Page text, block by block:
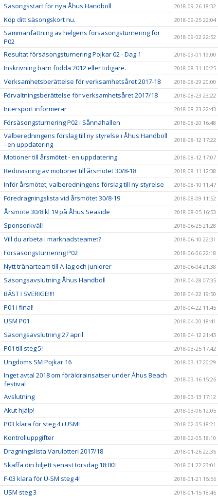
Säsongsstart för nya Åhus Handboll 2018-09-26 18:32
Köp ditt säsongskort nu. 2018-09-25 22:04
Sammanfattning av helgens försäsongsturnering för
P02
2018-09-02 22:52
Resultat försäsongsturnering Pojkar 02 - Dag 1 2018-09-01 19:00
Inskrivning barn födda 2012 eller tidigare. 2018-08-31 10:25
Verksamhetsberättelse för verksamhetsåret 2017-18 2018-08-29 20:00
Förvaltningsberättelse för verksamhetsåret 2017/18 2018-08-23 23:22
Intersport informerar 2018-08-23 22:43
Försäsongsturnering P02 i Sånnahallen 2018-08-20 16:48
Valberedningens förslag till ny styrelse i Åhus Handboll
- en uppdatering
2018-08-12 17:22
Motioner till årsmötet - en uppdatering 2018-08-12 17:07
Redovisning av motioner till årsmötet 30/8-18 2018-08-11 12:38
Inför årsmötet; valberedningens förslag till ny styrelse 2018-08-10 11:47
Föredragningslista vid årsmötet 30/8-19 2018-08-09 11:52
Årsmöte 30/8 kl 19 på Åhus Seaside 2018-08-05 16:53
Sponsorkväll 2018-06-25 21:28
Vill du arbeta i marknadsteamet? 2018-06-10 22:31
Försäsongsturnering P02 2018-06-06 22:18
Nytt tränarteam till A-lag och juniorer 2018-06-04 21:38
Säsongsavslutning Åhus Handboll 2018-04-28 07:35
BÄST I SVERIGE!!!! 2018-04-22 19:50
P01 i final! 2018-04-22 11:45
USM P01 2018-04-20 18:41
Säsongsavslutning 27 april 2018-04-12 21:43
P01 till steg 5! 2018-03-25 17:42
Ungdoms SM Pojkar 16 2018-03-17 20:29
Inget avtal 2018 om föräldrainsatser under Åhus Beach
festival
2018-03-16 15:26
Avslutning 2018-03-13 17:12
Akut hjälp! 2018-03-06 12:05
P03 klara för steg 4 i USM! 2018-02-05 18:21
Kontrolluppgifter 2018-02-05 18:10
Dragningslista Varulotteri 2017/18 2018-01-26 22:36
Skaffa din biljett senast torsdag 18:00! 2018-01-22 23:01
F-03 klara för U-SM steg 4! 2018-01-21 15:56
USM steg 3 2018-01-15 18:46